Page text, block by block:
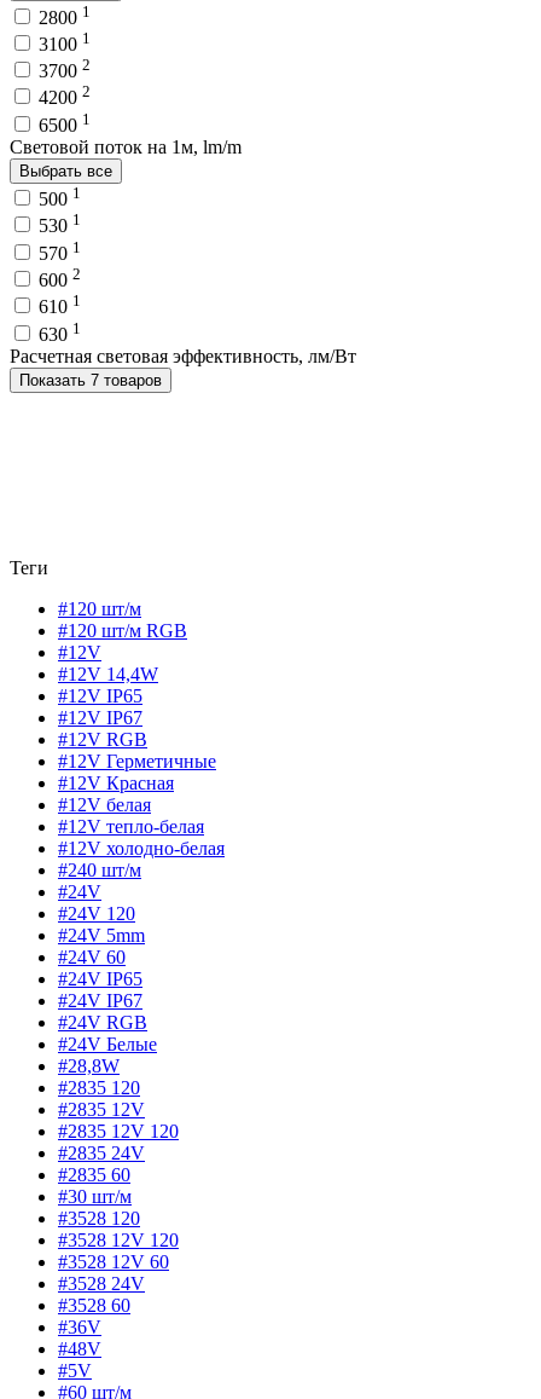
2800 1
3100 1
3700 2
4200 2
6500 1
Световой поток на 1м, lm/m
Выбрать все
500 1
530 1
570 1
600 2
610 1
630 1
Расчетная световая эффективность, лм/Вт
Показать 7 товаров
Теги
#120 шт/м
#120 шт/м RGB
#12V
#12V 14,4W
#12V IP65
#12V IP67
#12V RGB
#12V Герметичные
#12V Красная
#12V белая
#12V тепло-белая
#12V холодно-белая
#240 шт/м
#24V
#24V 120
#24V 5mm
#24V 60
#24V IP65
#24V IP67
#24V RGB
#24V Белые
#28,8W
#2835 120
#2835 12V
#2835 12V 120
#2835 24V
#2835 60
#30 шт/м
#3528 120
#3528 12V 120
#3528 12V 60
#3528 24V
#3528 60
#36V
#48V
#5V
#60 шт/м